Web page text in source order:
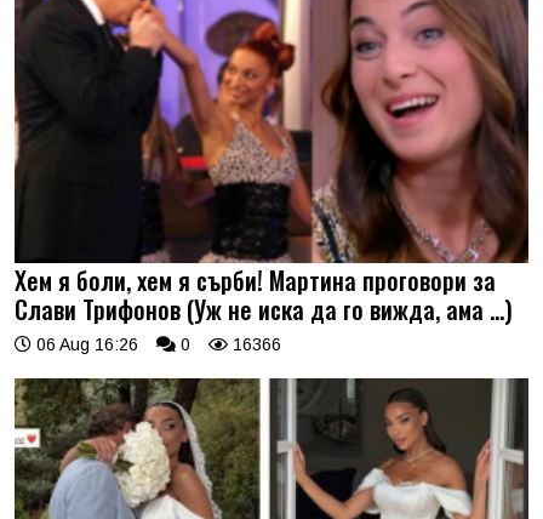
Хем я боли, хем я сърби! Мартина проговори за
Слави Трифонов (Уж не иска да го вижда, ама …)
06 Aug 16:26 0 16366